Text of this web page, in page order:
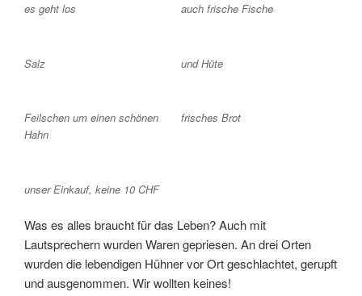
es geht los auch frische Fische
Salz und Hüte
Feilschen um einen schönen
Hahn
frisches Brot
unser Einkauf, keine 10 CHF
Was es alles braucht für das Leben? Auch mit
Lautsprechern wurden Waren gepriesen. An drei Orten
wurden die lebendigen Hühner vor Ort geschlachtet, gerupft
und ausgenommen. Wir wollten keines!